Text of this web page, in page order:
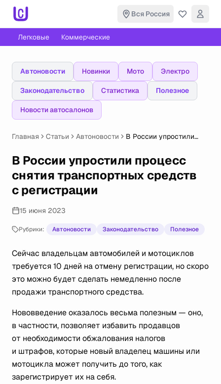
Вся Россия
Легковые Коммерческие
Автоновости Новинки Мото Электро
Законодательство Статистика Полезное
Новости автосалонов
Главная Статьи Автоновости
В России упростили
транспортных средств
с регистрации
В России упростили процесс
снятия транспортных средств
с регистрации
15 июня 2023
Рубрики: Автоновости Законодательство Полезное
Сейчас владельцам автомобилей и мотоциклов
требуется 10 дней на отмену регистрации, но скоро
это можно будет сделать немедленно после
продажи транспортного средства.
Нововведение оказалось весьма полезным — оно,
в частности, позволяет избавить продавцов
от необходимости обжалования налогов
и штрафов, которые новый владелец машины или
мотоцикла может получить до того, как
зарегистрирует их на себя.